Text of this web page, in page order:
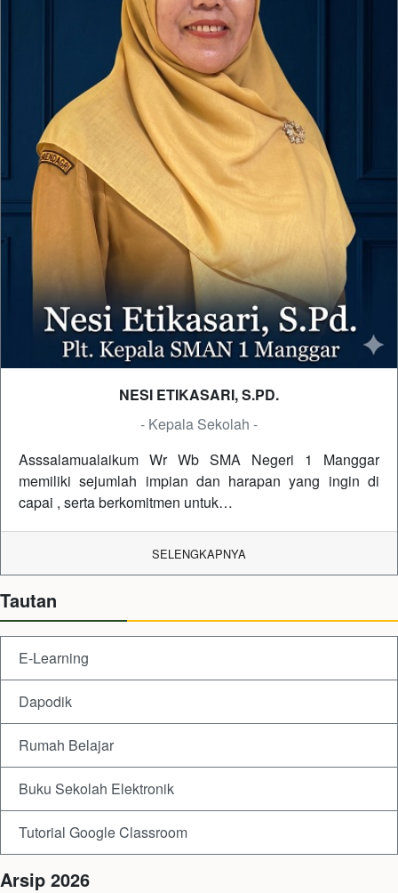
NESI ETIKASARI, S.PD.
- Kepala Sekolah -
Asssalamualaikum Wr Wb SMA Negeri 1 Manggar
memiliki sejumlah impian dan harapan yang ingin di
capai , serta berkomitmen untuk…
SELENGKAPNYA
Tautan
E-Learning
Dapodik
Rumah Belajar
Buku Sekolah Elektronik
Tutorial Google Classroom
Arsip 2026